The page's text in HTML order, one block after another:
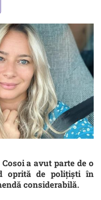
a avut parte de o
oprită de polițiști în
considerabilă.